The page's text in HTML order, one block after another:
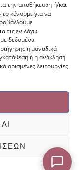
την αποθήκευση ή/και
κάνουμε για να
τις εν λόγω
δεδομένα
ή μοναδικά
ή η ανάκληση
ορισμένες λειτουργίες